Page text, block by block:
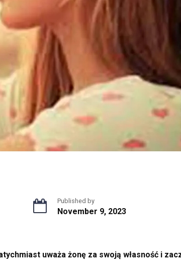
Published by
November 9, 2023
uważa żonę za swoją własność i